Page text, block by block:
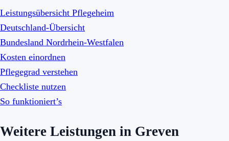
Leistungsübersicht Pflegeheim
Deutschland-Übersicht
Bundesland Nordrhein-Westfalen
Kosten einordnen
Pflegegrad verstehen
Checkliste nutzen
So funktioniert’s
Weitere Leistungen in Greven